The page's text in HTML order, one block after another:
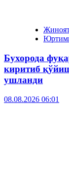
Бухорода
киритиб
ушланди
08.08.2026 06:01